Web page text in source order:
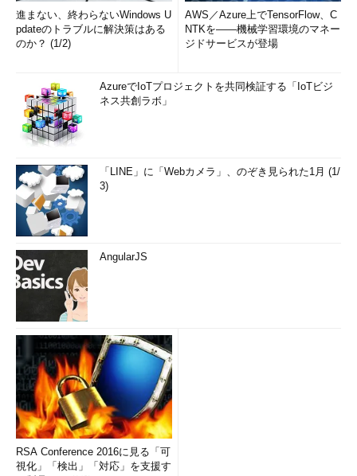
進まない、終わらないWindows U
pdateのトラブルに解決策はある
のか？ (1/2)
AWS／Azure上でTensorFlow、C
NTKを――機械学習環境のマネー
ジドサービスが登場
AzureでIoTプロジェクトを共同検証する「IoTビジ
ネス共創ラボ」
「LINE」に「Webカメラ」、のぞき見られた1月 (1/
3)
AngularJS
RSA Conference 2016に見る「可
視化」「検出」「対応」を支援す